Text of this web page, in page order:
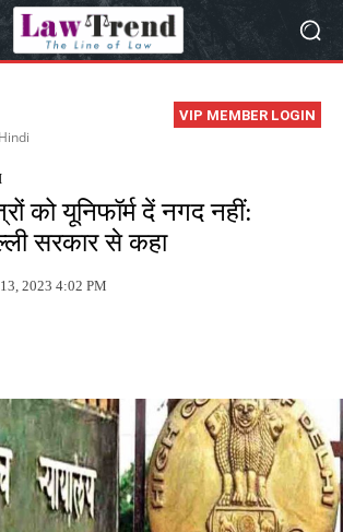
VIP MEMBER LOGIN
को यूनिफॉर्म दें नगद नहीं:
सरकार से कहा
2023 4:02 PM